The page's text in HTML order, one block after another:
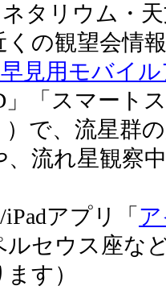
タリウム・
くの観望会情
見用モバイ
」「スマート
）で、流星群
、流れ星観察
iPadアプリ「
ルセウス座な
す）